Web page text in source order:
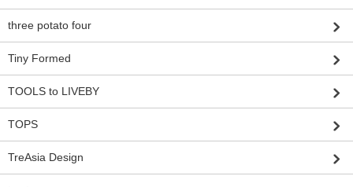
three potato four
Tiny Formed
TOOLS to LIVEBY
TOPS
TreAsia Design